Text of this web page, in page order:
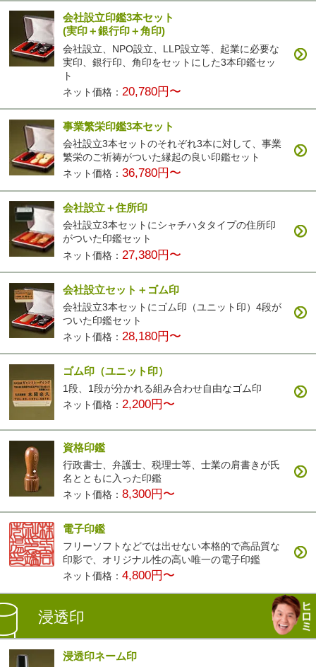
会社設立印鑑3本セット
(実印＋銀行印＋角印)
会社設立、NPO設立、LLP設立等、起業に必要な
実印、銀行印、角印をセットにした3本印鑑セッ
ト
ネット価格： 20,780円〜
事業繁栄印鑑3本セット
会社設立3本セットのそれぞれ3本に対して、事業
繁栄のご祈祷がついた縁起の良い印鑑セット
ネット価格：36,780円〜
会社設立＋住所印
会社設立3本セットにシャチハタタイプの住所印
がついた印鑑セット
ネット価格： 27,380円〜
会社設立セット＋ゴム印
会社設立3本セットにゴム印（ユニット印）4段が
ついた印鑑セット
ネット価格： 28,180円〜
ゴム印（ユニット印）
1段、1段が分かれる組み合わせ自由なゴム印
ネット価格：2,200円〜
資格印鑑
行政書士、弁護士、税理士等、士業の肩書きが氏
名とともに入った印鑑
ネット価格：8,300円〜
電子印鑑
フリーソフトなどでは出せない本格的で高品質な
印影で、オリジナル性の高い唯一の電子印鑑
ネット価格：4,800円〜
浸透印
浸透印ネーム印